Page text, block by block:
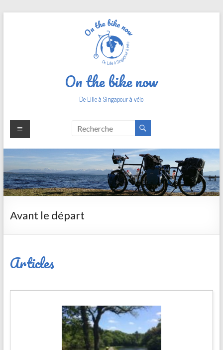
On the bike now
De Lille à Singapour à vélo
Avant le départ
Articles